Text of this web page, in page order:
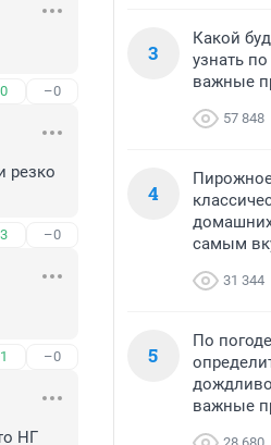
–0
резко
–0
–0
НГ
3
Какой
узнать
важные
57 848
4
самым
31 344
5
По
важные